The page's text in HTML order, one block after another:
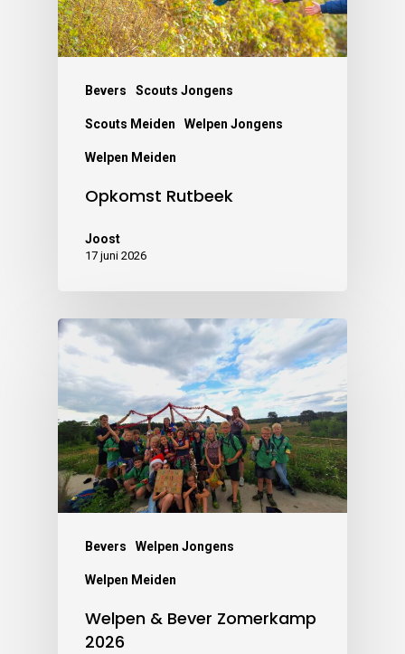
Bevers Scouts Jongens
Scouts Meiden Welpen Jongens
Welpen Meiden
Opkomst Rutbeek
Joost
17 juni 2026
Bevers Welpen Jongens
Welpen Meiden
Welpen & Bever Zomerkamp
2026